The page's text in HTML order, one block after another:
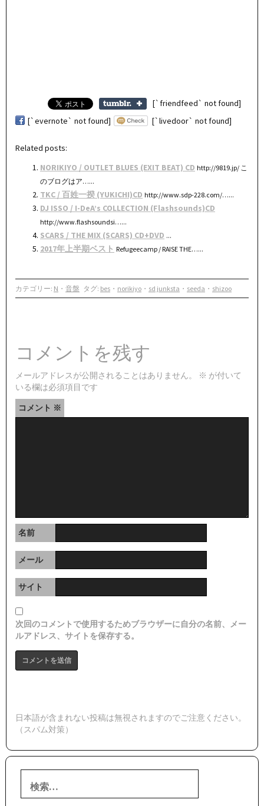
[`friendfeed` not found]
[`evernote` not found]
[`livedoor` not found]
Related posts:
NORIKIYO / OUTLET BLUES (EXIT BEAT) CD http://9819.jp/ こ
のブログはア…...
TKC / 百姓一揆 (YUKICHI)CD http://www.sdp-228.com/…...
DJ ISSO / I-DeA’s COLLECTION (Flashsounds)CD
http://www.flashsoundsi…...
SCARS / THE MIX (SCARS) CD+DVD ...
2017年上半期ベスト Refugeecamp / RAISE THE…...
カテゴリー: N ・ 音盤 タグ: bes ・ norikiyo ・ sd junksta ・ seeda ・ shizoo
コメントを残す
メールアドレスが公開されることはありません。 ※ が付いて
いる欄は必須項目です
コメント ※
名前
メール
サイト
次回のコメントで使用するためブラウザーに自分の名前、メー
ルアドレス、サイトを保存する。
日本語が含まれない投稿は無視されますのでご注意ください。
（スパム対策）
索: